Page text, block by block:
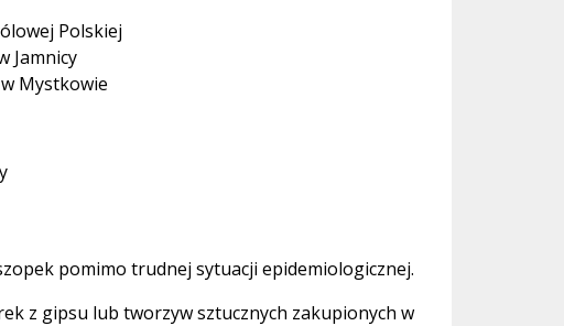
Polskiej
Jamnicy
Mystkowie
pomimo trudnej sytuacji epidemiologicznej.
z gipsu lub tworzyw sztucznych zakupionych w